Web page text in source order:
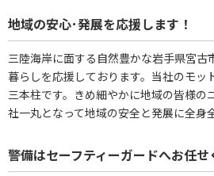
地域の安心･発展を応援します！
三陸海岸に面する自然豊かな岩手県宮古
暮らしを応援しております。当社のモッ
三本柱です。きめ細やかに地域の皆様の
社一丸となって地域の安全と発展に全身
警備はセーフティーガードへお任せ